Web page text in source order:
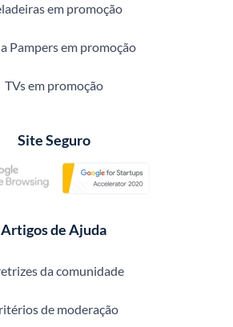
em promoção
Pampers em promoção
TVs em promoção
Site Seguro
Artigos de Ajuda
da comunidade
de moderação